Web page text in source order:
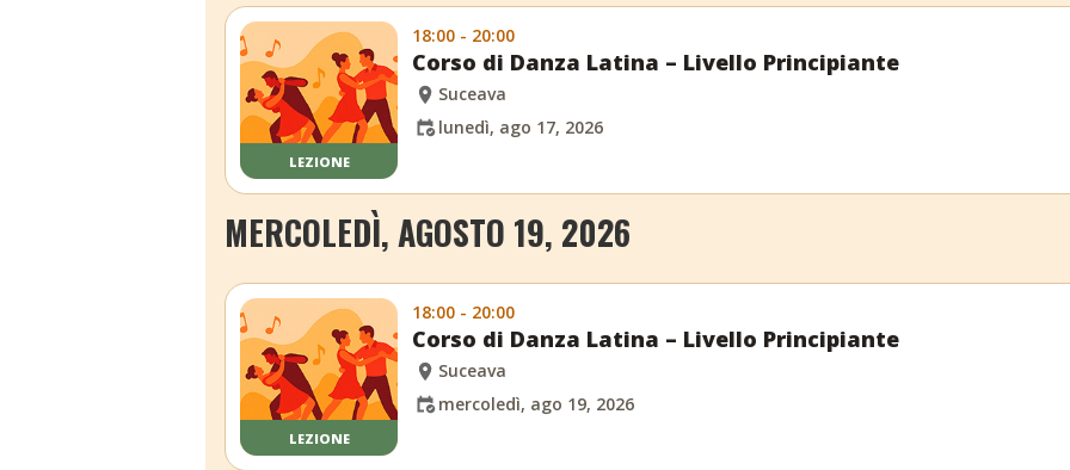
LEZIONE
18:00 - 20:00
Corso di Danza Latina – Livello Principiante
Suceava
lunedì, ago 17, 2026
MERCOLEDÌ, AGOSTO 19, 2026
LEZIONE
18:00 - 20:00
Corso di Danza Latina – Livello Principiante
Suceava
mercoledì, ago 19, 2026